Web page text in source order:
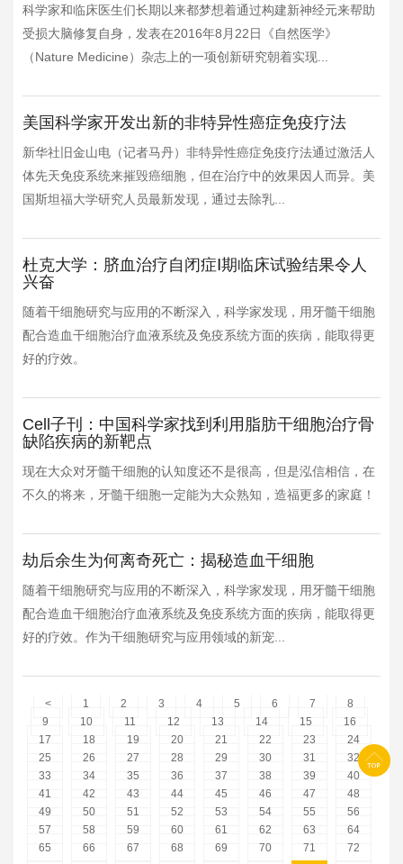
科学家和临床医生们长期以来都梦想着通过构建新神经元来帮助
受损大脑修复自身，发表在2016年8月22日《自然医学》
（Nature Medicine）杂志上的一项创新研究朝着实现...
美国科学家开发出新的非特异性癌症免疫疗法
新华社旧金山电（记者马丹）非特异性癌症免疫疗法通过激活人
体先天免疫系统来摧毁癌细胞，但在治疗中的效果因人而异。美
国斯坦福大学研究人员最新发现，通过去除乳...
杜克大学：脐血治疗自闭症Ⅰ期临床试验结果令人
兴奋
随着干细胞研究与应用的不断深入，科学家发现，用牙髓干细胞
配合造血干细胞治疗血液系统及免疫系统方面的疾病，能取得更
好的疗效。
Cell子刊：中国科学家找到利用脂肪干细胞治疗骨
缺陷疾病的新靶点
现在大众对牙髓干细胞的认知度还不是很高，但是泓信相信，在
不久的将来，牙髓干细胞一定能为大众熟知，造福更多的家庭！
劫后余生为何离奇死亡：揭秘造血干细胞
随着干细胞研究与应用的不断深入，科学家发现，用牙髓干细胞
配合造血干细胞治疗血液系统及免疫系统方面的疾病，能取得更
好的疗效。作为干细胞研究与应用领域的新宠...
< 1 2 3 4 5 6 7
8
9
10 11 12 13 14 15
16
17
18 19 20 21 22 23
24
25
26 27 28 29 30 31
32
33
34 35 36 37 38 39
40
41
42 43 44 45 46 47
48
49
50 51 52 53 54 55
56
57
58 59 60 61 62 63
64
65
66 67 68 69 70 71 72